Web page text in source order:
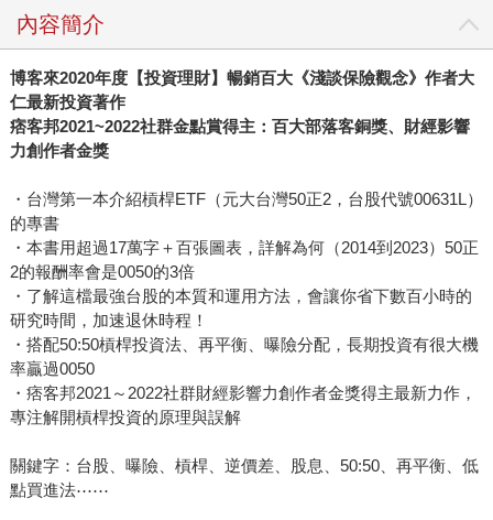
能一夕致富，結果往往淪為底層韭菜。 對韭菜們的不捨，成
為大俠武林透過各種社交平台，不厭其煩地與網友溝通的動
力。他認為投資是一種可以靠「資金控管」來得到穩定報酬
的方式，而且適用於所有人，不論你是學生、上班族、退休
人士，小資或大資，只要翻開《全息人生》書中「第87頁」
照著做，任何人都能打造一台屬於自己的股市印鈔機。 大俠
武林在前作中，僅用一檔兆豐金（2886）作為敘事主軸。然
而，事實上他所投資的標的不僅限於一檔金融股，而是廣泛
網羅他認為值得長期投資的個股和ETF。 因此，《全息人
生》與前作最大的不同之處，在於大俠不僅於書中大方分享
自己如何「篩選標的」，甚至更細膩地描述他的資金控管之
道──亦即「定期定額」和「不定期不定額」的操作方式。只
要讀者了解其中的道理，將能和大俠武林一樣，視看盤為無
物，建立穩定報酬之餘，還能樂在生活、享受人生。
內容簡介
博客來2020年度【投資理財】暢銷百大《淺談保險觀念》作者大
仁最新投資著作
痞客邦2021~2022社群金點賞得主：百大部落客銅獎、財經影響
力創作者金獎
・台灣第一本介紹槓桿ETF（元大台灣50正2，台股代號00631L）
的專書
・本書用超過17萬字＋百張圖表，詳解為何（2014到2023）50正
2的報酬率會是0050的3倍
・了解這檔最強台股的本質和運用方法，會讓你省下數百小時的
研究時間，加速退休時程！
・搭配50:50槓桿投資法、再平衡、曝險分配，長期投資有很大機
率贏過0050
・痞客邦2021～2022社群財經影響力創作者金獎得主最新力作，
專注解開槓桿投資的原理與誤解
關鍵字：台股、曝險、槓桿、逆價差、股息、50:50、再平衡、低
點買進法⋯⋯